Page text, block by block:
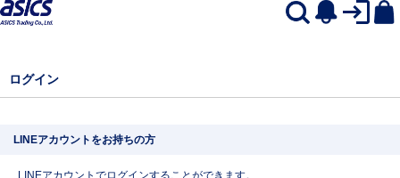
ログイン
LINEアカウントをお持ちの方
LINEアカウントでログインすることができます。